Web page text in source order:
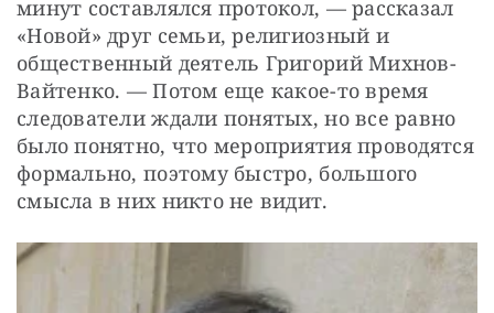
минут составлялся протокол, — рассказал
«Новой» друг семьи, религиозный и
общественный деятель Григорий Михнов-
Вайтенко. — Потом еще какое-то время
следователи ждали понятых, но все равно
было понятно, что мероприятия проводятся
формально, поэтому быстро, большого
смысла в них никто не видит.